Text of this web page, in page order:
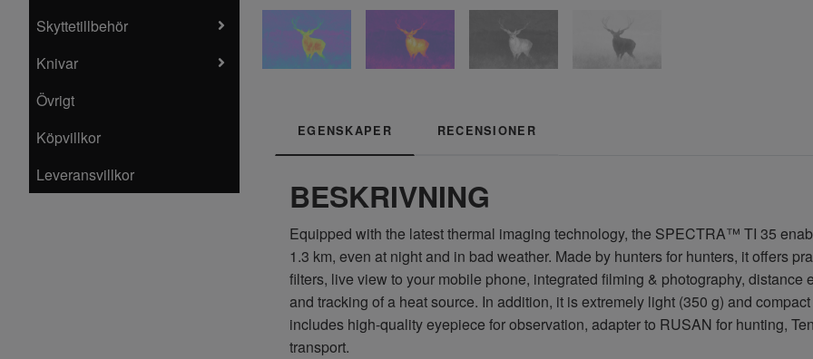
Skyttetillbehör
Knivar
Övrigt
Köpvillkor
Leveransvillkor
EGENSKAPER RECENSIONER
BESKRIVNING
Equipped with the latest thermal imaging technology, the SPECTRA™ TI 35
1.3 km, even at night and in bad weather. Made by hunters for hunters, it offers
filters, live view to your mobile phone, integrated filming & photography,
and tracking of a heat source. In addition, it is extremely light (350 g) and
includes high-quality eyepiece for observation, adapter to RUSAN for hunting,
transport.